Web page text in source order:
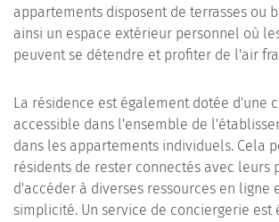
appartements disposent de terrasses ou
ainsi un espace extérieur personnel où
peuvent se détendre et profiter de l'air
La résidence est également dotée d'une
accessible dans l'ensemble de
dans les appartements individuels. Cela
résidents de rester connectés avec leurs
d'accéder à diverses ressources en ligne
simplicité. Un service de conciergerie est